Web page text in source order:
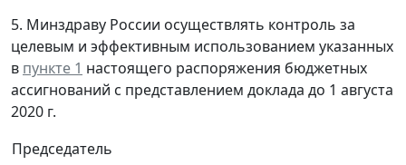
5. Минздраву России осуществлять контроль за
целевым и эффективным использованием указанных
в пункте 1 настоящего распоряжения бюджетных
ассигнований с представлением доклада до 1 августа
2020 г.
Председатель